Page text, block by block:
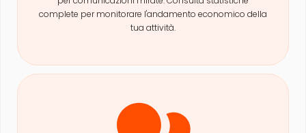
complete per monitorare l'andamento economico della
tua attività.